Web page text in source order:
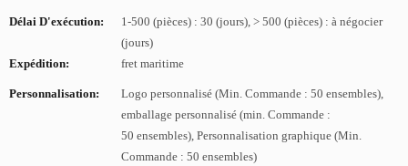
Délai D'exécution:
1-500 (pièces) : 30 (jours), > 500 (pièces) : à négocier
(jours)
Expédition:
fret maritime
Personnalisation:
Logo personnalisé (Min. Commande : 50 ensembles),
emballage personnalisé (min. Commande :
50 ensembles), Personnalisation graphique (Min.
Commande : 50 ensembles)